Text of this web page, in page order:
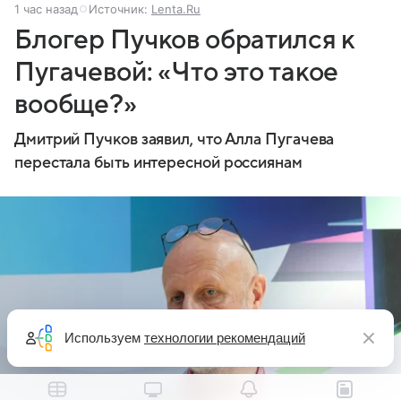
1 час назад Источник: Lenta.Ru
Блогер Пучков обратился к
Пугачевой: «Что это такое
вообще?»
Дмитрий Пучков заявил, что Алла Пугачева
перестала быть интересной россиянам
Используем технологии рекомендаций